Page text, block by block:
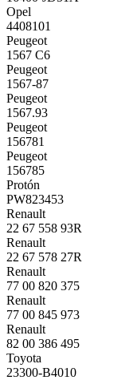
Opel
4408101
Peugeot
1567 C6
Peugeot
1567-87
Peugeot
1567.93
Peugeot
156781
Peugeot
156785
Protón
PW823453
Renault
22 67 558 93R
Renault
22 67 578 27R
Renault
77 00 820 375
Renault
77 00 845 973
Renault
82 00 386 495
Toyota
23300-B4010